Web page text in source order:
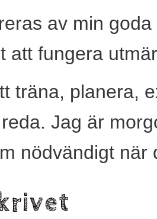
av min
att fungera
träna, planera,
Jag är
nödvändigt när